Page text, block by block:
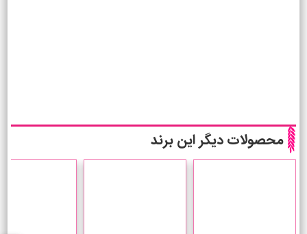
محصولات دیگر این برند